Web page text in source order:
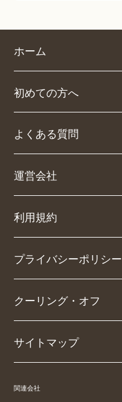
ホーム
初めての方へ
よくある質問
運営会社
利用規約
プライバシーポリシー
クーリング・オフ
サイトマップ
関連会社